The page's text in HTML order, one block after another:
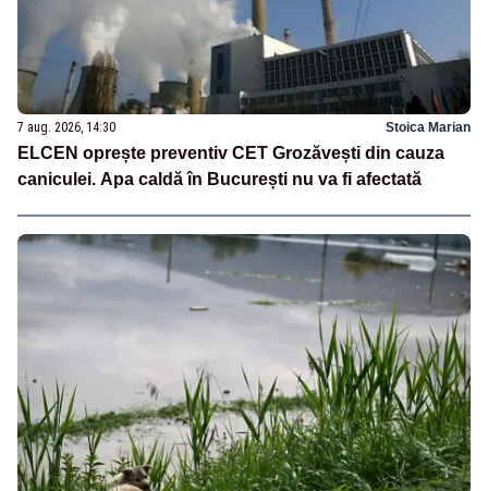
7 aug. 2026, 14:30 Stoica Marian
ELCEN oprește preventiv CET Grozăvești din cauza
caniculei. Apa caldă în București nu va fi afectată